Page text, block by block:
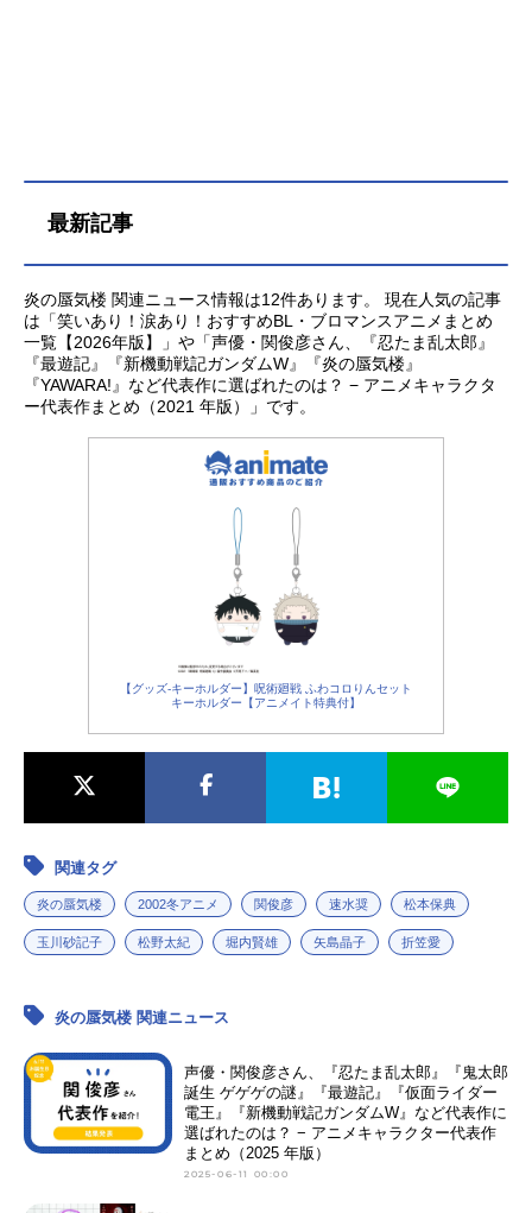
最新記事
炎の蜃気楼 関連ニュース情報は12件あります。 現在人気の記事
は「笑いあり！涙あり！おすすめBL・ブロマンスアニメまとめ
一覧【2026年版】」や「声優・関俊彦さん、『忍たま乱太郎』
『最遊記』『新機動戦記ガンダムW』『炎の蜃気楼』
『YAWARA!』など代表作に選ばれたのは？ − アニメキャラクタ
ー代表作まとめ（2021 年版）」です。
【グッズ-キーホルダー】呪術廻戦 ふわコロりんセット
キーホルダー【アニメイト特典付】
関連タグ
炎の蜃気楼 2002冬アニメ 関俊彦 速水奨 松本保典
玉川砂記子 松野太紀 堀内賢雄 矢島晶子 折笠愛
炎の蜃気楼 関連ニュース
声優・関俊彦さん、『忍たま乱太郎』『鬼太郎
誕生 ゲゲゲの謎』『最遊記』『仮面ライダー
電王』『新機動戦記ガンダムW』など代表作に
選ばれたのは？ − アニメキャラクター代表作
まとめ（2025 年版）
2025-06-11 00:00